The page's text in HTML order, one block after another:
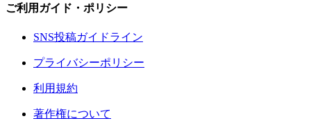
ご利用ガイド・ポリシー
SNS投稿ガイドライン
プライバシーポリシー
利用規約
著作権について